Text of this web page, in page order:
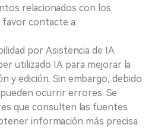
relacionados con los
contacte a:
por Asistencia de IA
utilizado IA para mejorar la
y edición. Sin embargo, debido
ocurrir errores. Se
que consulten las fuentes
información más precisa.